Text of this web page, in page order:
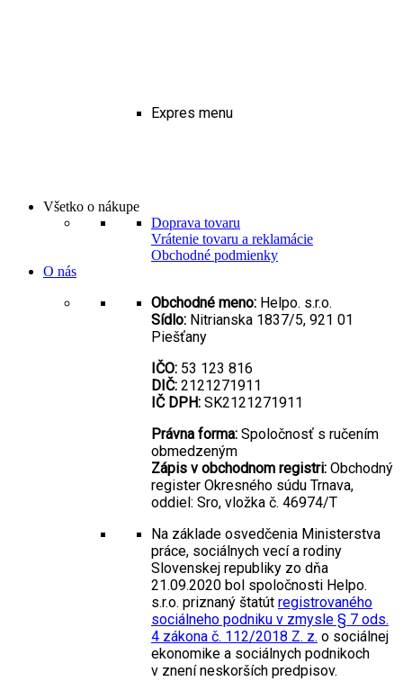
Expres menu
Všetko o nákupe
Doprava tovaru
Vrátenie tovaru a reklamácie
Obchodné podmienky
O nás
Obchodné meno: Helpo. s.r.o.
Sídlo: Nitrianska 1837/5, 921 01
Piešťany
IČO: 53 123 816
DIČ: 2121271911
IČ DPH: SK2121271911
Právna forma: Spoločnosť s ručením
obmedzeným
Zápis v obchodnom registri: Obchodný
register Okresného súdu Trnava,
oddiel: Sro, vložka č. 46974/T
Na základe osvedčenia Ministerstva
práce, sociálnych vecí a rodiny
Slovenskej republiky zo dňa
21.09.2020 bol spoločnosti Helpo.
s.r.o. priznaný štatút registrovaného
sociálneho podniku v zmysle § 7 ods.
4 zákona č. 112/2018 Z. z. o sociálnej
ekonomike a sociálnych podnikoch
v znení neskorších predpisov.